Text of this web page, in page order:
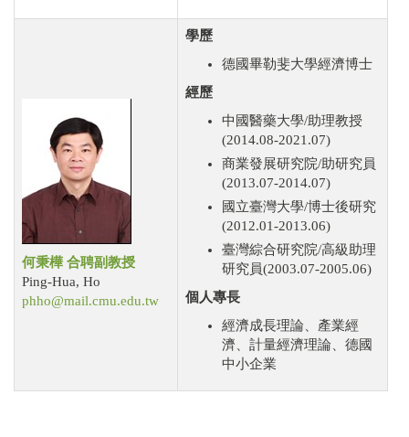
何秉樺 合聘副教授
Ping-Hua, Ho
phho@mail.cmu.edu.tw
學歷
德國畢勒斐大學經濟博士
經歷
中國醫藥大學/助理教授
(2014.08-2021.07)
商業發展研究院/助研究員
(2013.07-2014.07)
國立臺灣大學/博士後研究
(2012.01-2013.06)
臺灣綜合研究院/高級助理
研究員(2003.07-2005.06)
個人專長
經濟成長理論、產業經
濟、計量經濟理論、德國
中小企業